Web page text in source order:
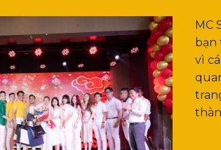
MC
bạn
vì